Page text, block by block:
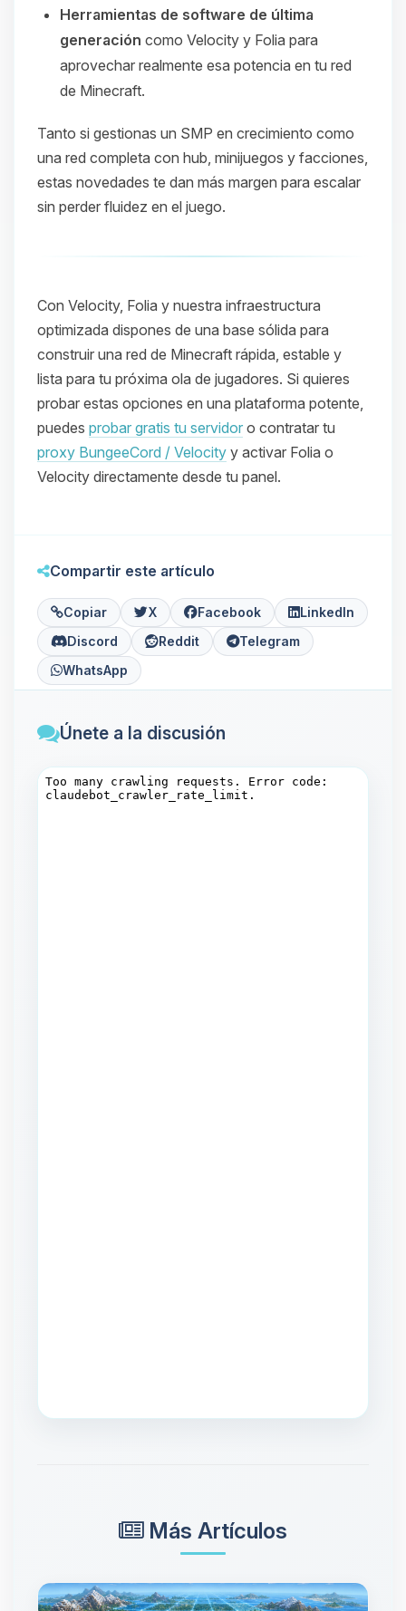
Herramientas de software de última
generación como Velocity y Folia para
aprovechar realmente esa potencia en tu red
de Minecraft.
Tanto si gestionas un SMP en crecimiento como
una red completa con hub, minijuegos y facciones,
estas novedades te dan más margen para escalar
sin perder fluidez en el juego.
Con Velocity, Folia y nuestra infraestructura
optimizada dispones de una base sólida para
construir una red de Minecraft rápida, estable y
lista para tu próxima ola de jugadores. Si quieres
probar estas opciones en una plataforma potente,
puedes probar gratis tu servidor o contratar tu
proxy BungeeCord / Velocity y activar Folia o
Velocity directamente desde tu panel.
Compartir este artículo
Copiar X Facebook
LinkedIn
Discord
Reddit
Telegram
WhatsApp
Únete a la discusión
Más Artículos